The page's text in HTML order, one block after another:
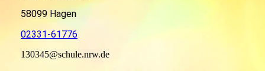
58099 Hagen
02331-61776
130345@schule.nrw.de